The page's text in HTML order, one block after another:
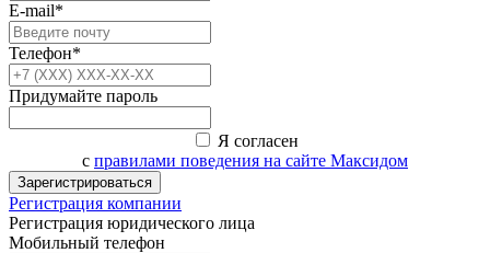
E-mail*
Телефон*
Придумайте пароль
Я согласен
с правилами поведения на сайте Максидом
Зарегистрироваться
Регистрация компании
Регистрация юридического лица
Мобильный телефон